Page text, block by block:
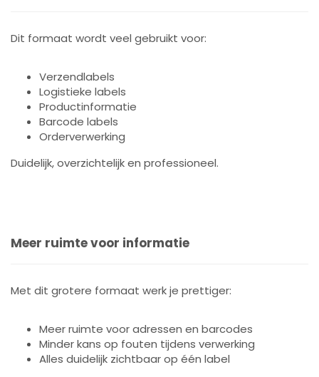
Dit formaat wordt veel gebruikt voor:
Verzendlabels
Logistieke labels
Productinformatie
Barcode labels
Orderverwerking
Duidelijk, overzichtelijk en professioneel.
Meer ruimte voor informatie
Met dit grotere formaat werk je prettiger:
Meer ruimte voor adressen en barcodes
Minder kans op fouten tijdens verwerking
Alles duidelijk zichtbaar op één label